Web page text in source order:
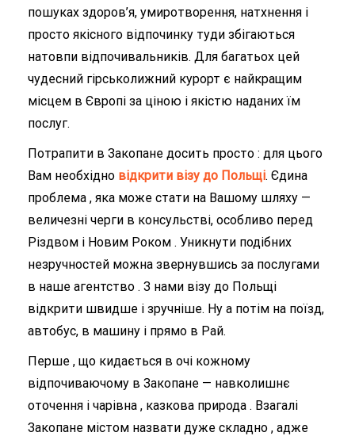
пошуках здоров’я, умиротворення, натхнення і
просто якісного відпочинку туди збігаються
натовпи відпочивальників. Для багатьох цей
чудесний гірськолижний курорт є найкращим
місцем в Європі за ціною і якістю наданих їм
послуг.
Потрапити в Закопане досить просто : для цього
Вам необхідно відкрити візу до Польщі. Єдина
проблема , яка може стати на Вашому шляху —
величезні черги в консульстві, особливо перед
Різдвом і Новим Роком . Уникнути подібних
незручностей можна звернувшись за послугами
в наше агентство . З нами візу до Польщі
відкрити швидше і зручніше. Ну а потім на поїзд,
автобус, в машину і прямо в Рай.
Перше , що кидається в очі кожному
відпочиваючому в Закопане — навколишнє
оточення і чарівна , казкова природа . Взагалі
Закопане містом назвати дуже складно , адже